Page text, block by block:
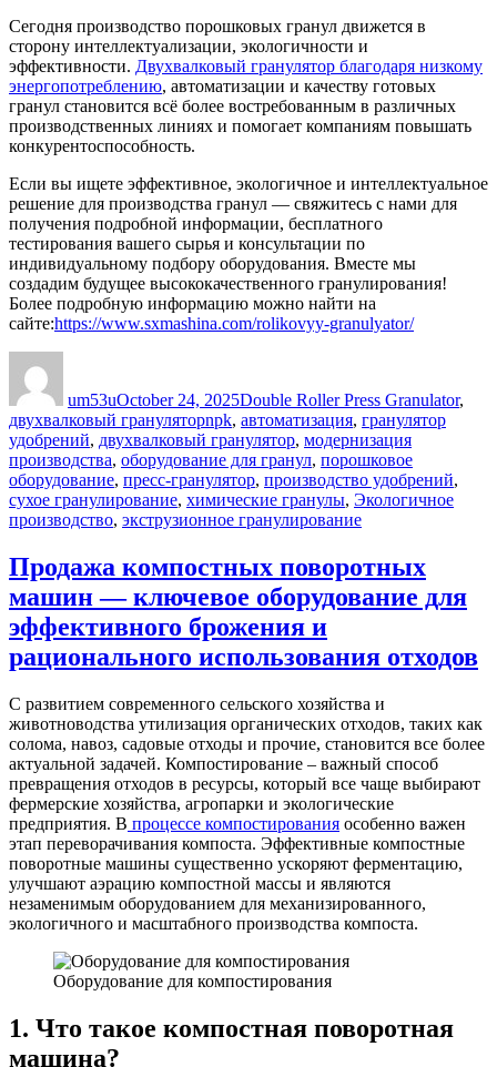
Сегодня производство порошковых гранул движется в
сторону интеллектуализации, экологичности и
эффективности. Двухвалковый гранулятор благодаря низкому
энергопотреблению, автоматизации и качеству готовых
гранул становится всё более востребованным в различных
производственных линиях и помогает компаниям повышать
конкурентоспособность.
Если вы ищете эффективное, экологичное и интеллектуальное
решение для производства гранул — свяжитесь с нами для
получения подробной информации, бесплатного
тестирования вашего сырья и консультации по
индивидуальному подбору оборудования. Вместе мы
создадим будущее высококачественного гранулирования!
Более подробную информацию можно найти на
сайте:https://www.sxmashina.com/rolikovyy-granulyator/
um53uOctober 24, 2025Double Roller Press Granulator,
двухвалковый грануляторTags
npk, автоматизация, гранулятор
удобрений, двухвалковый гранулятор, модернизация
производства, оборудование для гранул, порошковое
оборудование, пресс-гранулятор, производство удобрений,
сухое гранулирование, химические гранулы, Экологичное
производство, экструзионное гранулирование
Продажа компостных поворотных
машин — ключевое оборудование для
эффективного брожения и
рационального использования отходов
С развитием современного сельского хозяйства и
животноводства утилизация органических отходов, таких как
солома, навоз, садовые отходы и прочие, становится все более
актуальной задачей. Компостирование – важный способ
превращения отходов в ресурсы, который все чаще выбирают
фермерские хозяйства, агропарки и экологические
предприятия. В процессе компостирования особенно важен
этап переворачивания компоста. Эффективные компостные
поворотные машины существенно ускоряют ферментацию,
улучшают аэрацию компостной массы и являются
незаменимым оборудованием для механизированного,
экологичного и масштабного производства компоста.
Оборудование для компостирования
1. Что такое компостная поворотная
машина?